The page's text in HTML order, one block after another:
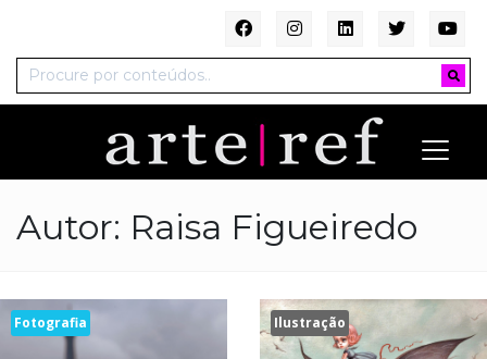
Autor: Raisa Figueiredo
Fotografia Ilustração